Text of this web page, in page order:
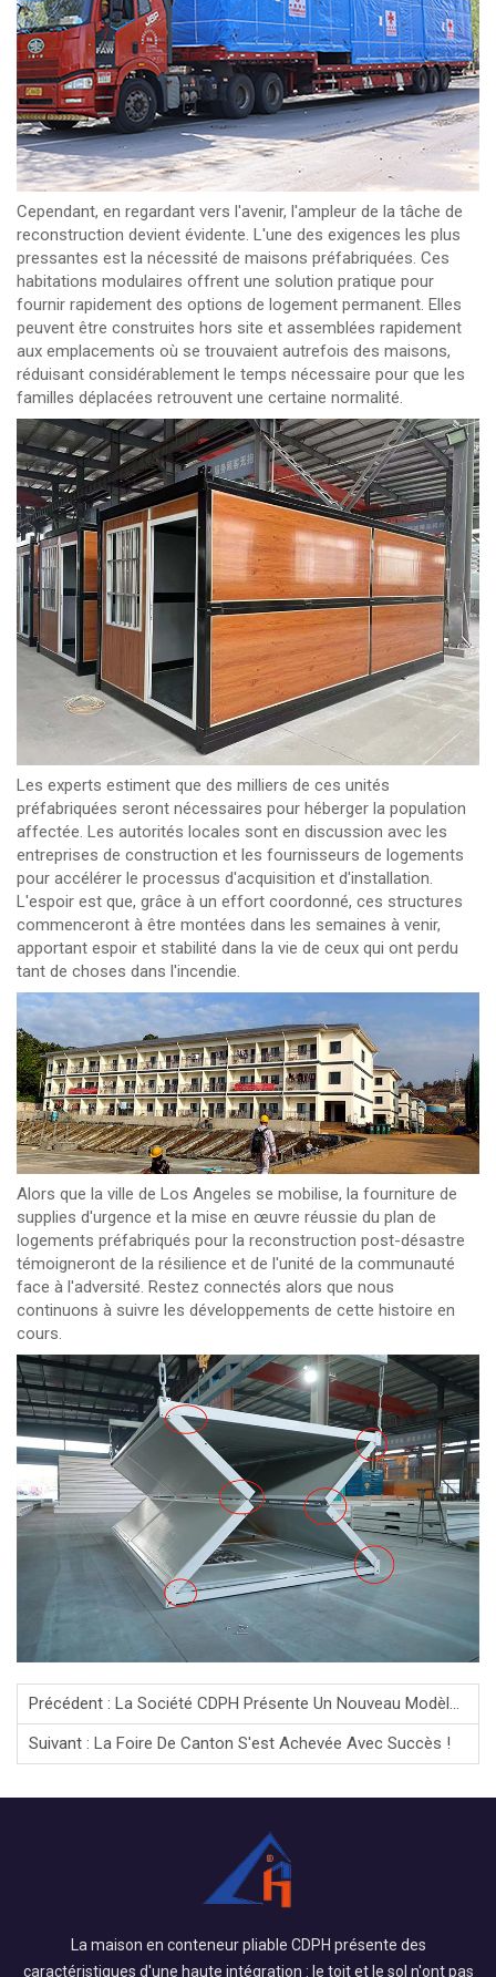
Cependant, en regardant vers l'avenir, l'ampleur de la tâche de
reconstruction devient évidente. L'une des exigences les plus
pressantes est la nécessité de maisons préfabriquées. Ces
habitations modulaires offrent une solution pratique pour
fournir rapidement des options de logement permanent. Elles
peuvent être construites hors site et assemblées rapidement
aux emplacements où se trouvaient autrefois des maisons,
réduisant considérablement le temps nécessaire pour que les
familles déplacées retrouvent une certaine normalité.
Les experts estiment que des milliers de ces unités
préfabriquées seront nécessaires pour héberger la population
affectée. Les autorités locales sont en discussion avec les
entreprises de construction et les fournisseurs de logements
pour accélérer le processus d'acquisition et d'installation.
L'espoir est que, grâce à un effort coordonné, ces structures
commenceront à être montées dans les semaines à venir,
apportant espoir et stabilité dans la vie de ceux qui ont perdu
tant de choses dans l'incendie.
Alors que la ville de Los Angeles se mobilise, la fourniture de
supplies d'urgence et la mise en œuvre réussie du plan de
logements préfabriqués pour la reconstruction post-désastre
témoigneront de la résilience et de l'unité de la communauté
face à l'adversité. Restez connectés alors que nous
continuons à suivre les développements de cette histoire en
cours.
Précédent : La Société CDPH Présente Un Nouveau Modèle De Remorque Cabine Apple Innovant
Suivant : La Foire De Canton S'est Achevée Avec Succès !
La maison en conteneur pliable CDPH présente des
caractéristiques d'une haute intégration : le toit et le sol n'ont pas